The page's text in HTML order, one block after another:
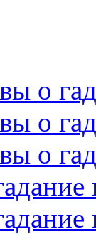
о
о
о